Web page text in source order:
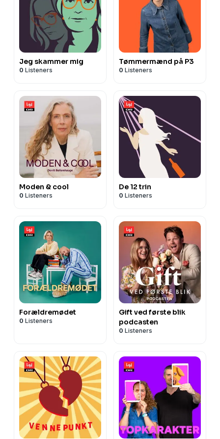
Jeg skammer mig
0 Listeners
Tømmermænd på P3
0 Listeners
Moden & cool
0 Listeners
De 12 trin
0 Listeners
Forældremødet
0 Listeners
Gift ved første blik
podcasten
0 Listeners